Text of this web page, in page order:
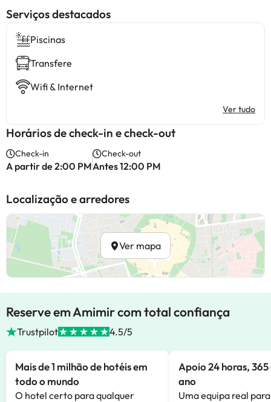
Serviços destacados
Piscinas
Transfere
Wifi & Internet
Ver tudo
Horários de check-in e check-out
Check-in
A partir de 2:00 PM
Check-out
Antes 12:00 PM
Localização e arredores
Ver mapa
Reserve em Amimir com total confiança
Trustpilot 4.5/5
Mais de 1 milhão de hotéis em
todo o mundo
O hotel certo para qualquer
Apoio 24 horas,
ano
Uma equipa real